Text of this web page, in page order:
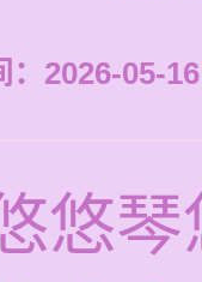
：2026-05-
悠